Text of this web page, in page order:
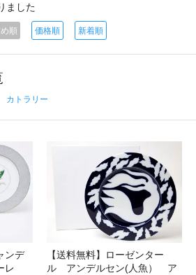
ました
順 価格順 新着順
カトラリー
ンデ
レ
【送料無料】ローゼンター
ル アンデルセン(人魚） ア